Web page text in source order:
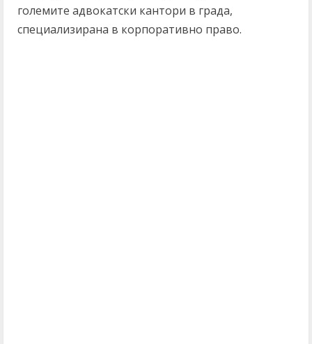
големите адвокатски кантори в града,
специализирана в корпоративно право.